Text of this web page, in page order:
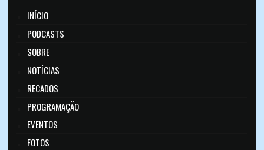
INÍCIO
PODCASTS
SOBRE
NOTÍCIAS
RECADOS
PROGRAMAÇÃO
EVENTOS
FOTOS